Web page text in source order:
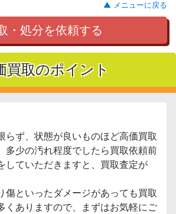
▲ メニューに戻る
・処分を依頼する
買取のポイント
らず、状態が良いものほど高価買取
多少の汚れ程度でしたら買取依頼前
していただきますと、買取査定が
傷といったダメージがあっても買取
くありますので、まずはお気軽にご